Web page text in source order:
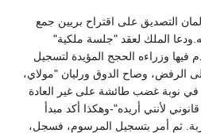
التصديق على اقتراح بريين جمع
120.000.000 جنيه.ودعا الملك لعقد "جلسة ملكية"
(11 نوفمبر 1787) قدم فيها وزراءه الحجج المؤيدة لتسجيل
الرفض، وصاح الدوق ورليان "مولاي،
في نوبة غضب طائشة على غير العادة
لأنني أريده"-وهكذا أكد مبدأ
ثم أمر بتسجيل المرسوم، فسجل،